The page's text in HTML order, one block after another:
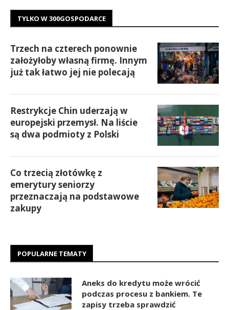
TYLKO W 300GOSPODARCE
Trzech na czterech ponownie
założyłoby własną firmę. Innym
już tak łatwo jej nie polecają
Restrykcje Chin uderzają w
europejski przemysł. Na liście
są dwa podmioty z Polski
Co trzecią złotówkę z
emerytury seniorzy
przeznaczają na podstawowe
zakupy
POPULARNE TEMATY
Aneks do kredytu może wrócić
podczas procesu z bankiem. Te
zapisy trzeba sprawdzić